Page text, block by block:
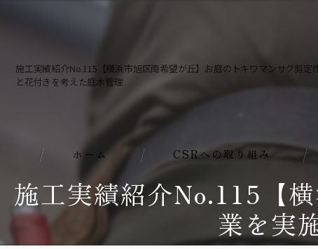
施工実績紹介No.115【横浜市旭区南希望が丘】お庭のトキワマンサク剪定
と花付きを考えた庭木管理
ホーム CSRへの取り組み
施工実績紹介No.115【
業を実